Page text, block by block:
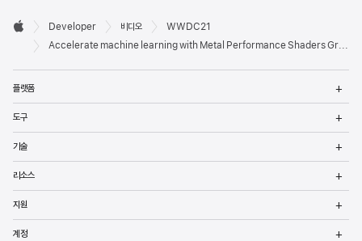
Developer
바닥글

Apple
Developer 비디오
WWDC21
Accelerate machine learning with Metal Performance Shaders Graph
플랫폼
도구
기술
리소스
지원
계정